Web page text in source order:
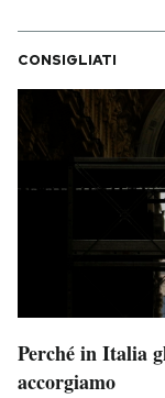
CONSIGLIATI
Perché in Italia
accorgiamo